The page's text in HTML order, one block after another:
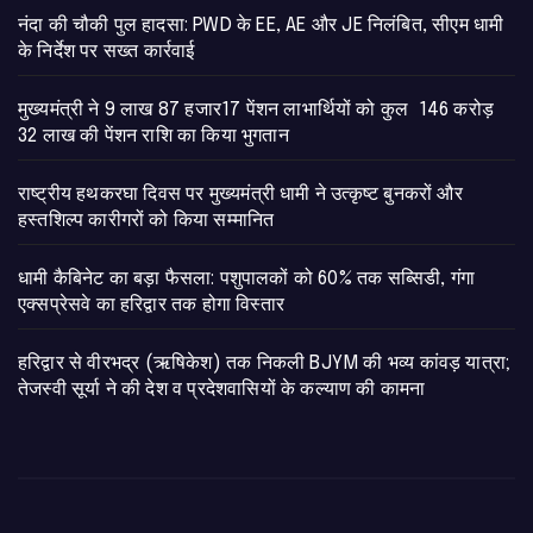
नंदा की चौकी पुल हादसा: PWD के EE, AE और JE निलंबित, सीएम धामी
के निर्देश पर सख्त कार्रवाई
मुख्यमंत्री ने 9 लाख 87 हजार17 पेंशन लाभार्थियों को कुल 146 करोड़
32 लाख की पेंशन राशि का किया भुगतान
राष्ट्रीय हथकरघा दिवस पर मुख्यमंत्री धामी ने उत्कृष्ट बुनकरों और
हस्तशिल्प कारीगरों को किया सम्मानित
​धामी कैबिनेट का बड़ा फैसला: पशुपालकों को 60% तक सब्सिडी, गंगा
एक्सप्रेसवे का हरिद्वार तक होगा विस्तार
​हरिद्वार से वीरभद्र (ऋषिकेश) तक निकली BJYM की भव्य कांवड़ यात्रा;
तेजस्वी सूर्या ने की देश व प्रदेशवासियों के कल्याण की कामना